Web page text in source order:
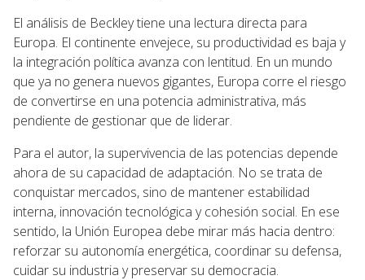
El análisis de Beckley tiene una lectura directa para
Europa. El continente envejece, su productividad es baja y
la integración política avanza con lentitud. En un mundo
que ya no genera nuevos gigantes, Europa corre el riesgo
de convertirse en una potencia administrativa, más
pendiente de gestionar que de liderar.
Para el autor, la supervivencia de las potencias depende
ahora de su capacidad de adaptación. No se trata de
conquistar mercados, sino de mantener estabilidad
interna, innovación tecnológica y cohesión social. En ese
sentido, la Unión Europea debe mirar más hacia dentro:
reforzar su autonomía energética, coordinar su defensa,
cuidar su industria y preservar su democracia.